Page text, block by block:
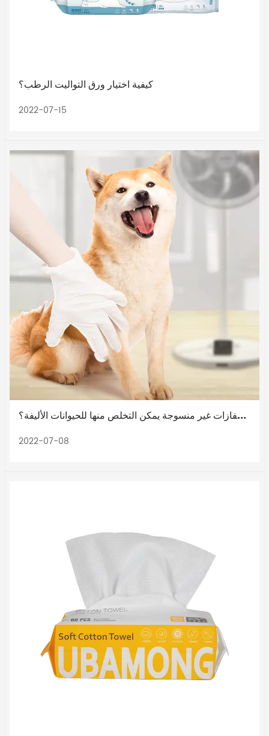
كيفية اختيار ورق التواليت الرطب؟
2022-07-15
هل من الجيد استخدام قفازات غير منسوجة يمكن التخلص منها للحيوانات الأليفة؟
2022-07-08